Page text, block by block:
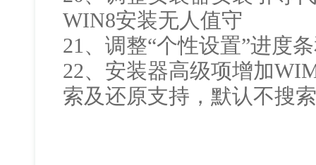
WIN8安装无人值守
21、调整“个性设置”进度
22、安装器高级项增加
索及还原支持，默认不搜